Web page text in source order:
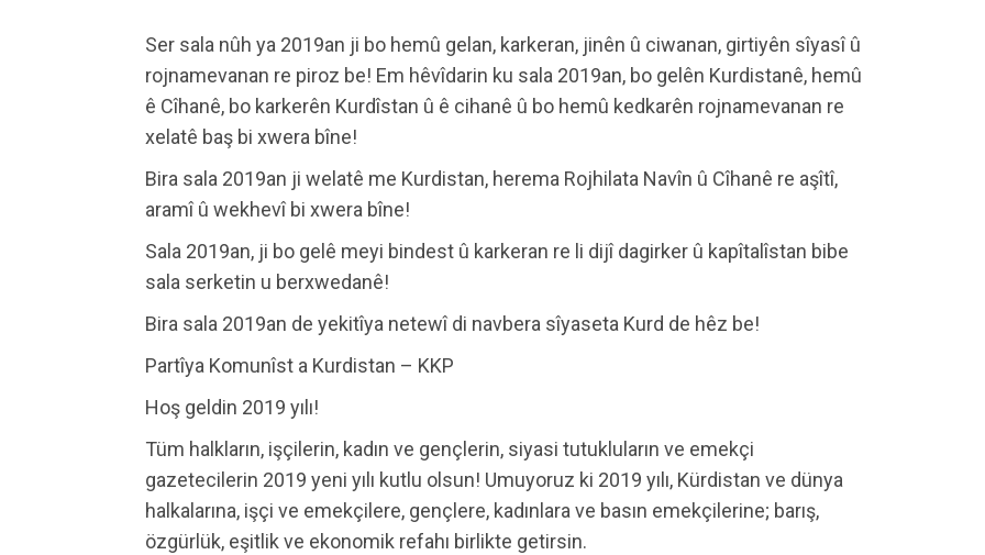
Ser sala nûh ya 2019an ji bo hemû gelan, karkeran, jinên û ciwanan, girtiyên sîyasî û
rojnamevanan re piroz be! Em hêvîdarin ku sala 2019an, bo gelên Kurdistanê, hemû
ê Cîhanê, bo karkerên Kurdîstan û ê cihanê û bo hemû kedkarên rojnamevanan re
xelatê baş bi xwera bîne!
Bira sala 2019an ji welatê me Kurdistan, herema Rojhilata Navîn û Cîhanê re aşîtî,
aramî û wekhevî bi xwera bîne!
Sala 2019an, ji bo gelê meyi bindest û karkeran re li dijî dagirker û kapîtalîstan bibe
sala serketin u berxwedanê!
Bira sala 2019an de yekitîya netewî di navbera sîyaseta Kurd de hêz be!
Partîya Komunîst a Kurdistan – KKP
Hoş geldin 2019 yılı!
Tüm halkların, işçilerin, kadın ve gençlerin, siyasi tutukluların ve emekçi
gazetecilerin 2019 yeni yılı kutlu olsun! Umuyoruz ki 2019 yılı, Kürdistan ve dünya
halkalarına, işçi ve emekçilere, gençlere, kadınlara ve basın emekçilerine; barış,
özgürlük, eşitlik ve ekonomik refahı birlikte getirsin.